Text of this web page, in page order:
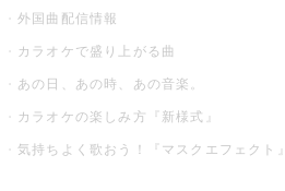
外国曲配信情報
カラオケで盛り上がる曲
あの日、あの時、あの音楽。
カラオケの楽しみ方『新様式』
気持ちよく歌おう！『マスクエフェクト』